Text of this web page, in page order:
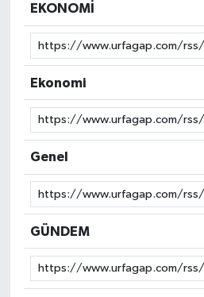
EKONOMİ
Ekonomi
Genel
GÜNDEM